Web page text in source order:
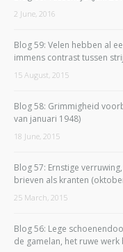
2 June, 2016
Blog 59: Velen hebben al
immens contrast tussen
15 August, 2015
Blog 58: Grimmigheid
van januari 1948)
18 June, 2015
Blog 57: Ernstige
brieven als kranten
25 March, 2015
Blog 56: Lege
de gamelan, het ruwe